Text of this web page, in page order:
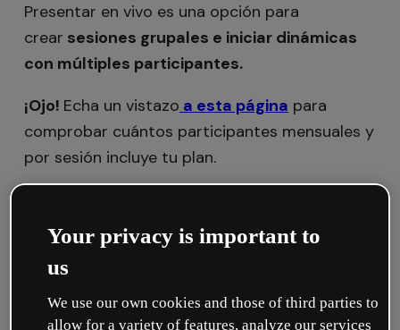
Presentar en vivo es una opción para
crear sesiones grupales e iniciar dinámicas
con múltiples participantes.
¡Ojo! Echa un vistazo a esta página para
comprobar cuántos participantes mensuales y
por sesión incluye tu plan.
Diseña tu creación.
Haz clic en el botón Presentar, situado en
la parte superior derecha.
Your privacy is important to
us
We use our own cookies and those of third parties to
allow for a variety of features, analyze our services